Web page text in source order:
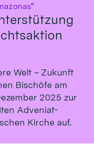
Welt – Zukunft
Bischöfe am
2025 zur
Adveniat-
Kirche auf.